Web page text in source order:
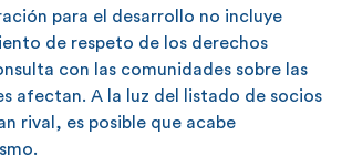
para el desarrollo no incluye
de respeto de los derechos
con las comunidades sobre las
afectan. A la luz del listado de socios
rival, es posible que acabe